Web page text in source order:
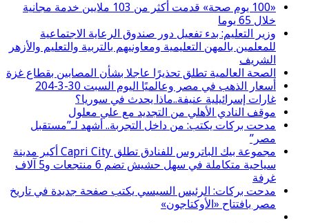
«100 يوم صحة» قدمت أكثر من 103 ملايين خدمة مجانية
خلال 65 يوما
وزير التعليم: بدء تفعيل دور صندوق الرعاية الاجتماعية
للمعلمين بالمهن التعليمية ومعاونيهم بالتربية والتعليم والأزهر
الشريف
الصحة العالمية تطلق تحذيرًا عاجلا بشأن المصابين بقطاع غزة
أسعار الذهب في مصر وعالميًا اليوم السبت 30-3-204
غارات إسرائيلية عنيفة..ماذا يحدث في سوريا؟
موقف النادي الأهلي من التجديد مع علي معلول
مدحت بركات يكتب: من داخل التجربة.. أشهد لـ”مستقبل
مصر”
مجموعة بيك الباتروس للفنادق تطلق Capri City أكبر مدينة
سياحية متكاملة في سهل حشيش تضم 6 منتجعات و5 آلاف
غرفة
مدحت بركات: الرئيس السيسي يكتب صفحة جديدة في تاريخ
مصر بافتتاح «الأوكتاجون»